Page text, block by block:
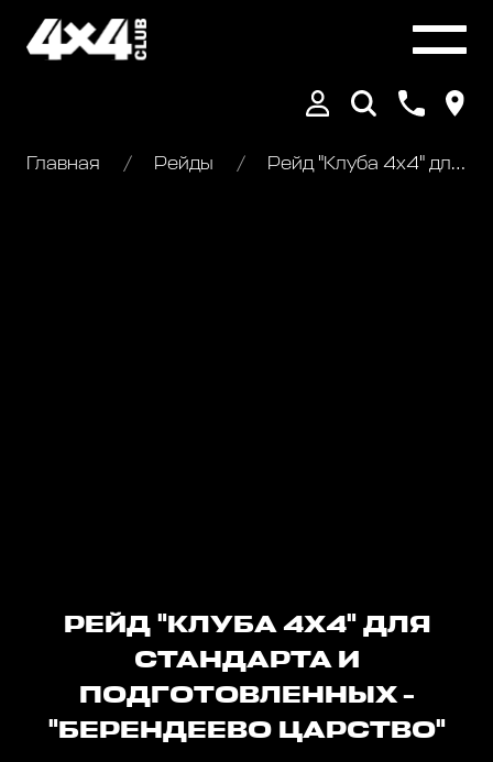
Главная Рейды Рейд "Клуба 4х4" для стандарта и подготовленных - "Берендеево Царство"
РЕЙД "КЛУБА 4Х4" ДЛЯ
СТАНДАРТА И
ПОДГОТОВЛЕННЫХ -
"БЕРЕНДЕЕВО ЦАРСТВО"